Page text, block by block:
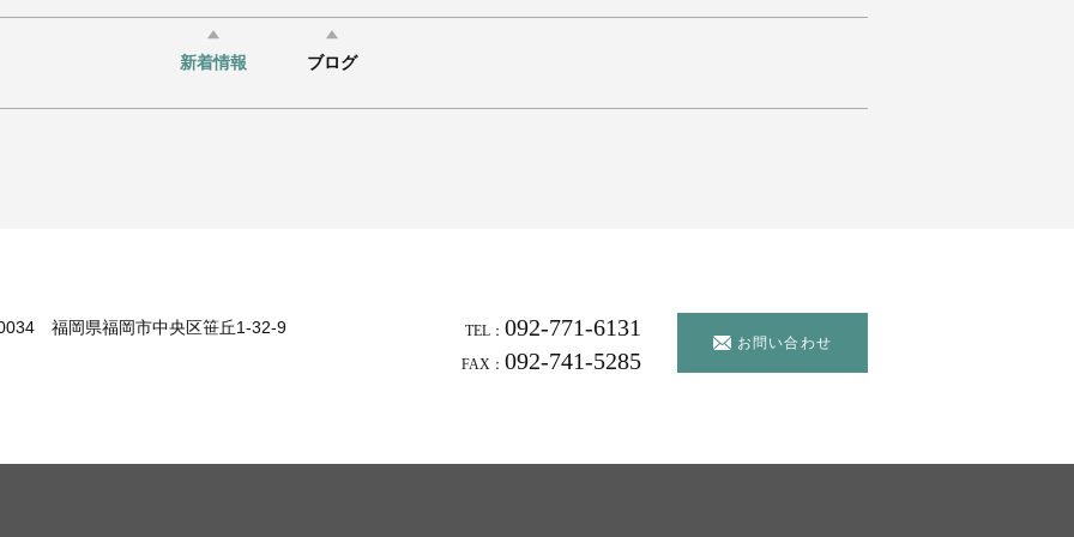
新着情報 ブログ
福岡県福岡市中央区笹丘1-32-9 TEL： 092-771-6131
FAX： 092-741-5285
お問い合わせ